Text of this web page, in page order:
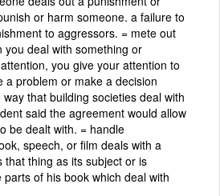
or harm someone. a failure to
to aggressors. = mete out
you deal with something or
you give your attention to
a problem or make a decision
that building societies deal with
said the agreement would allow
be dealt with. = handle
speech, or film deals with a
that thing as its subject or is
of his book which deal with